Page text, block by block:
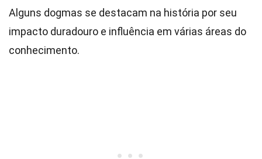
Alguns dogmas se destacam na história por seu
impacto duradouro e influência em várias áreas do
conhecimento.